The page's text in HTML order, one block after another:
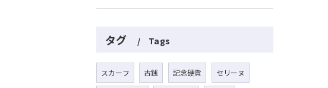
タグ Tags
スカーフ 古銭 記念硬貨 セリーヌ